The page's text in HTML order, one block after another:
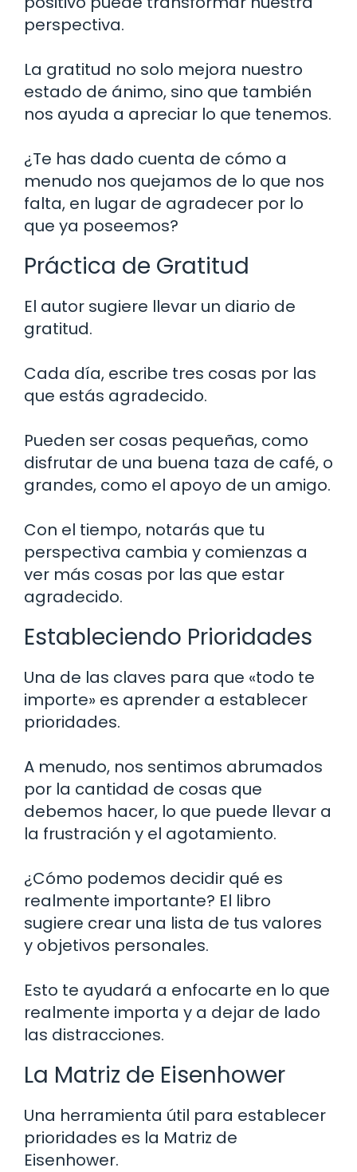
perspectiva.
La gratitud no solo mejora nuestro
estado de ánimo, sino que también
nos ayuda a apreciar lo que tenemos.
¿Te has dado cuenta de cómo a
menudo nos quejamos de lo que nos
falta, en lugar de agradecer por lo
que ya poseemos?
Práctica de Gratitud
El autor sugiere llevar un diario de
gratitud.
Cada día, escribe tres cosas por las
que estás agradecido.
Pueden ser cosas pequeñas, como
disfrutar de una buena taza de café, o
grandes, como el apoyo de un amigo.
Con el tiempo, notarás que tu
perspectiva cambia y comienzas a
ver más cosas por las que estar
agradecido.
Estableciendo Prioridades
Una de las claves para que «todo te
importe» es aprender a establecer
prioridades.
A menudo, nos sentimos abrumados
por la cantidad de cosas que
debemos hacer, lo que puede llevar a
la frustración y el agotamiento.
¿Cómo podemos decidir qué es
realmente importante? El libro
sugiere crear una lista de tus valores
y objetivos personales.
Esto te ayudará a enfocarte en lo que
realmente importa y a dejar de lado
las distracciones.
La Matriz de Eisenhower
Una herramienta útil para establecer
prioridades es la Matriz de
Eisenhower.